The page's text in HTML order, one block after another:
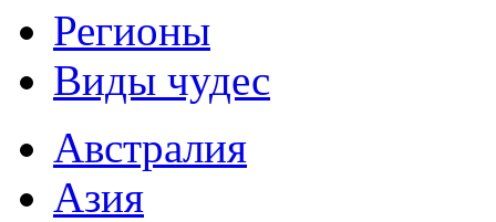
Регионы
Виды чудес
Австралия
Азия